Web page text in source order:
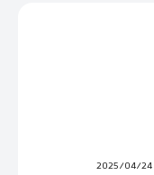
2025/04/24